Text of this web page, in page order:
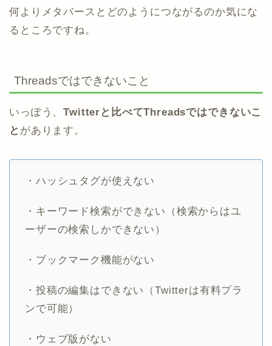
何よりメタバースとどのようにつながるのか気にな
るところですね。
Threadsではできないこと
いっぽう、Twitterと比べてThreadsではできないこ
と があります。
・ハッシュタグが使えない
・キーワード検索ができない（検索からはユ
ーザーの検索しかできない）
・ブックマーク機能がない
・投稿の編集はできない（Twitterは有料プラ
ンで可能）
・ウェブ版がない